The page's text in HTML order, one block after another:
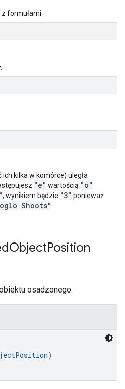
formułami.
kilka w komórce) uległa
"e" wartością "o"
, wynikiem będzie "3" ponieważ
Shoots"
ObjectPosition
osadzonego.
)